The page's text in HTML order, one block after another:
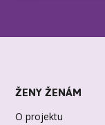
ŽENY ŽENÁM
O projektu